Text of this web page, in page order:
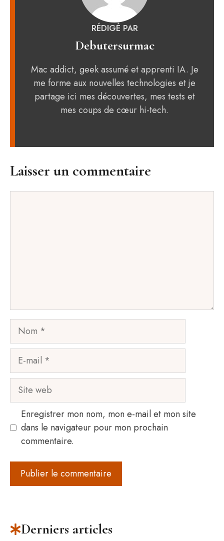
RÉDIGÉ PAR
Debutersurmac
Mac addict, geek assumé et apprenti IA. Je
me forme aux nouvelles technologies et je
partage ici mes découvertes, mes tests et
mes coups de cœur hi-tech.
Laisser un commentaire
Nom
mail
Site
web
Enregistrer mon nom, mon e-mail et mon site
dans le navigateur pour mon prochain
commentaire.
Derniers articles